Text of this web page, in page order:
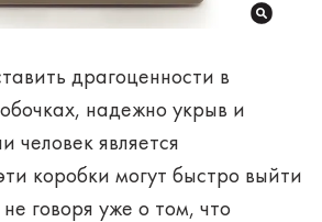
драгоценности в
надежно укрыв и
человек является
коробки могут быстро выйти
говоря уже о том, что